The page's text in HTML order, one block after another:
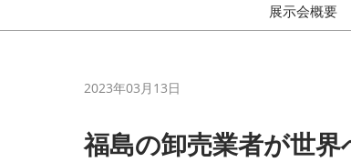
展示会概要
2023年03月13日
福島の卸売業者が世